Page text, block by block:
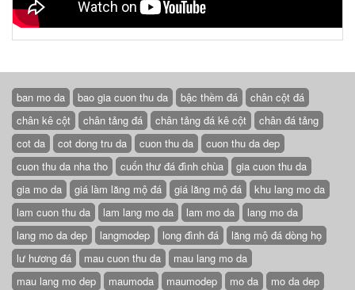
ban mo da bao gia cuon thu da bậc thềm đá
chân cột đá
chân kê cột
chân tảng đá chân tảng đá kê cột
chân đá tảng
cot da
cot dong tru da cuon thu da
cuon thu da dep
cuon thu da nha tho
cuốn thư đá đình chùa
gia cuon thu da
gia mo da
giá làm lăng mộ đá giá lăng mộ đá
khu lang mo da
lam cuon thu da
lam lang mo da lam mo da
lang mo da
lang mo da dep
langmodep long đình đá
lăng mộ đá dòng họ
lư hương đá
mau cuon thu da
mau lang mo da
mau lang mo dep
maumoda maumodep mo da
mo da dep